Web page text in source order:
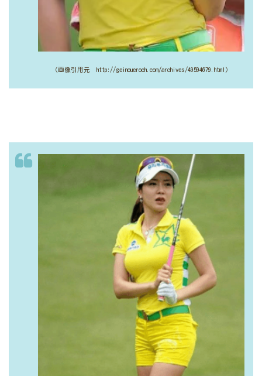
（画像引用元 http://geinoueroch.com/archives/49594679.html）